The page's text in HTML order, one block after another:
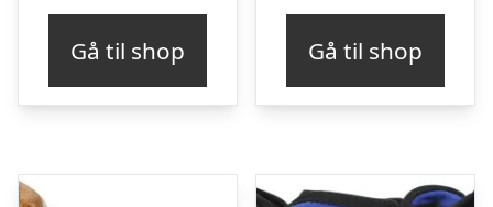
Gå til shop Gå til shop